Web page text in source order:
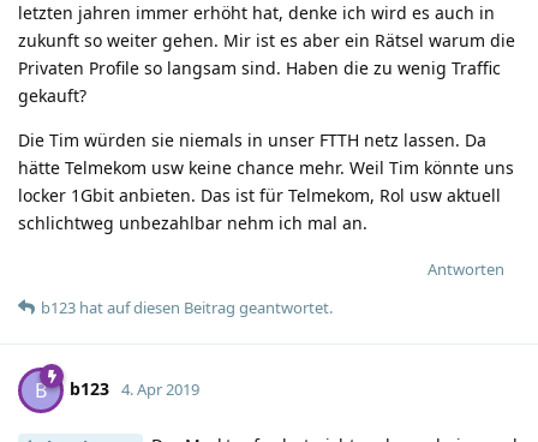
letzten jahren immer erhöht hat, denke ich wird es auch in
zukunft so weiter gehen. Mir ist es aber ein Rätsel warum die
Privaten Profile so langsam sind. Haben die zu wenig Traffic
gekauft?
Die Tim würden sie niemals in unser FTTH netz lassen. Da
hätte Telmekom usw keine chance mehr. Weil Tim könnte uns
locker 1Gbit anbieten. Das ist für Telmekom, Rol usw aktuell
schlichtweg unbezahlbar nehm ich mal an.
Antworten
b123 hatauf diesen Beitrag geantwortet.
B b123 4. Apr 2019